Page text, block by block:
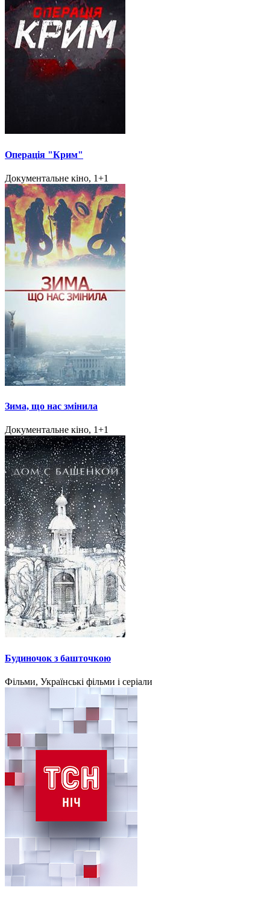
Операція "Крим"
Документальне кіно, 1+1
Зима, що нас змінила
Документальне кіно, 1+1
Будиночок з башточкою
Фільми, Українські фільми і серіали